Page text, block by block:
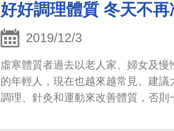
好好調理體質 冬天不再
2019/12/3
虛寒體質者過去以老人家、婦女及
的年輕人，現在也越來越常見。建
調理、針灸和運動來改善體質，否